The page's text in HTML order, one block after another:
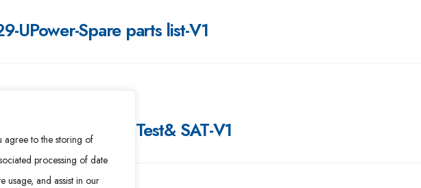
agree to the storing of
processing of date
usage, and assist in our
UPower-Spare parts list-V1
UPower-Routine Test& SAT-V1